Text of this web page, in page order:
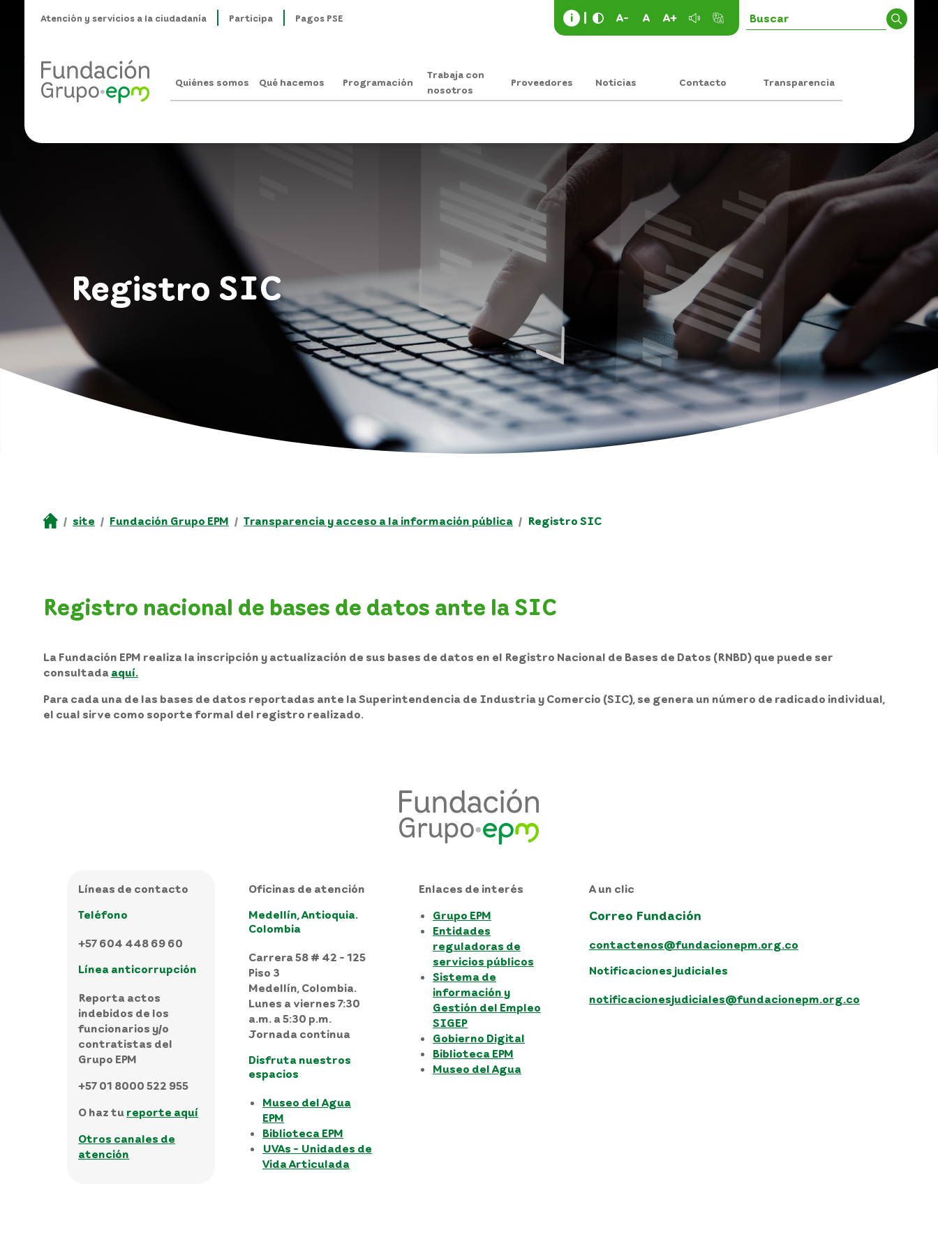
Atención y servicios a la ciudadanía Participa Pagos PSE i A- A A+
Quiénes somos Qué hacemos Programación
Trabaja con
nosotros
Proveedores Noticias Contacto Transparencia
Registro SIC
site Fundación Grupo EPM Transparencia y acceso a la información pública Registro SIC
Registro nacional de bases de datos ante la SIC
La Fundación EPM realiza la inscripción y actualización de sus bases de datos en el Registro Nacional de Bases de Datos (RNBD) que puede ser
consultada aquí.
Para cada una de las bases de datos reportadas ante la Superintendencia de Industria y Comercio (SIC), se genera un número de radicado individual,
el cual sirve como soporte formal del registro realizado.
Líneas de contacto
Teléfono
+57 604 448 69 60
Línea anticorrupción
Reporta actos
indebidos de los
funcionarios y/o
contratistas del
Grupo EPM
+57 01 8000 522 955
O haz tu reporte aquí
Otros canales de
atención
Oficinas de atención
Medellín, Antioquia.
Colombia
Carrera 58 # 42 - 125
Piso 3
Medellín, Colombia.
Lunes a viernes 7:30
a.m. a 5:30 p.m.
Jornada continua
Disfruta nuestros
espacios
Museo del Agua
EPM
Biblioteca EPM
UVAs - Unidades de
Vida Articulada
Enlaces de interés
Grupo EPM
Entidades
reguladoras de
servicios públicos
Sistema de
información y
Gestión del Empleo
SIGEP
Gobierno Digital
Biblioteca EPM
Museo del Agua
A un clic
Correo Fundación
contactenos@fundacionepm.org.co
Notificaciones judiciales
notificacionesjudiciales@fundacionepm.org.co